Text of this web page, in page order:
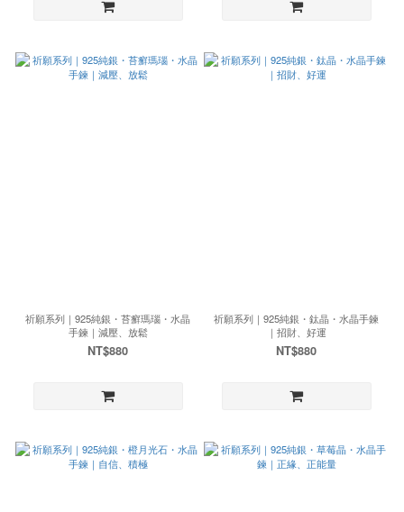
祈願系列｜925純銀・苔癬瑪瑙・水晶
手鍊｜減壓、放鬆
NT$880
祈願系列｜925純銀・鈦晶・水晶手鍊
｜招財、好運
NT$880